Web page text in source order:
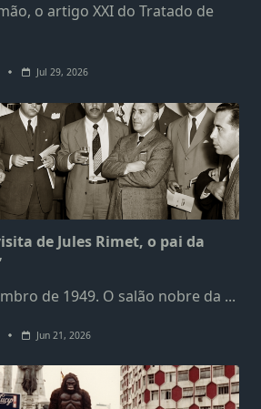
o artigo XXI do Tratado de
Jul 29, 2026
de Jules Rimet, o pai da
de 1949. O salão nobre da ...
Jun 21, 2026